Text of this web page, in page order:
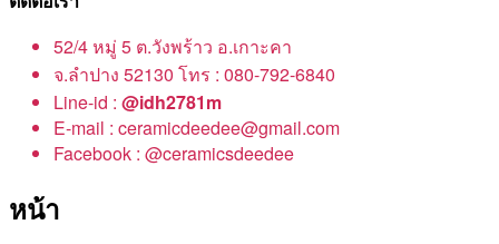
52/4 หมู่ 5 ต.วังพร้าว อ.เกาะคา
จ.ลำปาง 52130 โทร : 080-792-6840
Line-id : @idh2781m
E-mail : ceramicdeedee@gmail.com
Facebook : @ceramicsdeedee
หน้า